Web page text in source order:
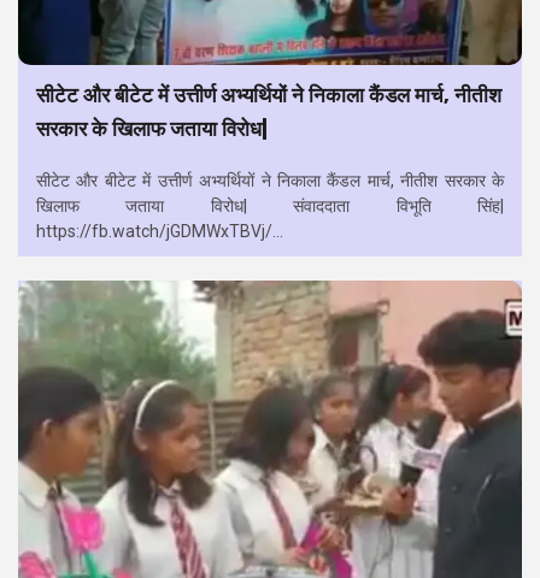
सीटेट और बीटेट में उत्तीर्ण अभ्यर्थियों ने निकाला कैंडल मार्च, नीतीश
सरकार के खिलाफ जताया विरोध|
सीटेट और बीटेट में उत्तीर्ण अभ्यर्थियों ने निकाला कैंडल मार्च, नीतीश सरकार के
खिलाफ जताया विरोध| संवाददाता विभूति सिंह|
https://fb.watch/jGDMWxTBVj/...